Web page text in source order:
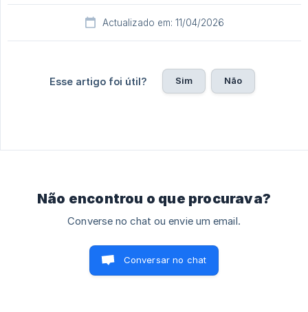
Actualizado em: 11/04/2026
Esse artigo foi útil? Sim Não
Não encontrou o que procurava?
Converse no chat ou envie um email.
Conversar no chat